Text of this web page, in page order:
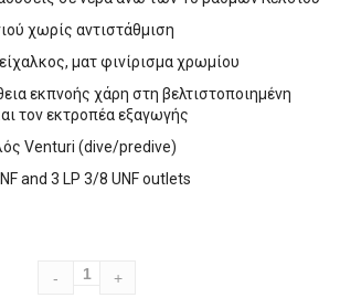
χωρίς αντιστάθμιση
ματ φινίρισμα χρωμίου
εκπνοής χάρη στη βελτιστοποιημένη
τον εκτροπέα εξαγωγής
Venturi (dive/predive)
and 3 LP 3/8 UNF outlets